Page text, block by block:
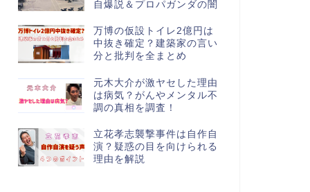
自爆説＆プロパガンダの闇
万博の仮設トイレ2億円は
中抜き確定？建築家の言い
分と批判を全まとめ
元木大介が激ヤセした理由
は病気？がんやメンタル不
調の真相を調査！
立花孝志襲撃事件は自作自
演？疑惑の目を向けられる
理由を解説